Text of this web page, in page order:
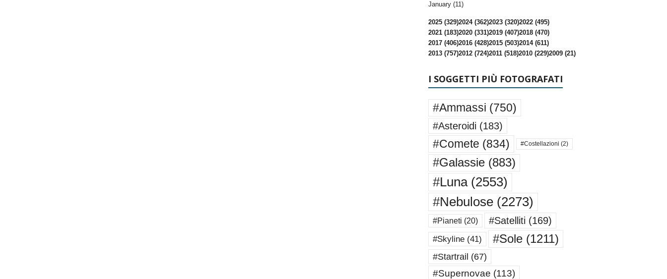
January (11)
2025 (329)2024 (362)2023 (320)2022 (495)
2021 (183)2020 (331)2019 (407)2018 (470)
2017 (406)2016 (428)2015 (503)2014 (611)
2013 (757)2012 (724)2011 (518)2010 (229)2009 (21)
I SOGGETTI PIÙ FOTOGRAFATI
#Ammassi (750)
#Asteroidi (183)
#Comete (834) #Costellazioni (2)
#Galassie(883)
#Luna(2553)
#Nebulose(2273)
#Pianeti (20) #Satelliti (169)
#Skyline(41) #Sole(1211)
#Startrail (67)
#Supernovae (113)